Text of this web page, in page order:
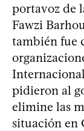
portavoz de
Fawzi
también fue
pidieron al
elimine las
situación en